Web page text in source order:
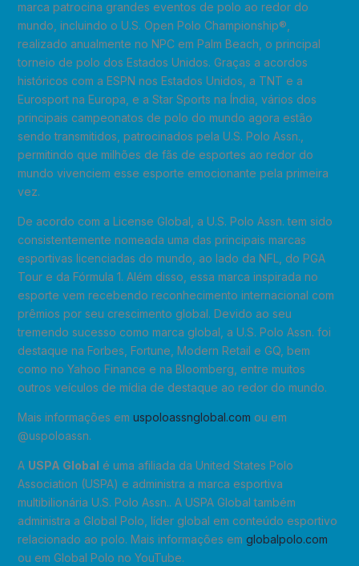
marca patrocina grandes eventos de polo ao redor do
mundo, incluindo o U.S. Open Polo Championship®,
realizado anualmente no NPC em Palm Beach, o principal
torneio de polo dos Estados Unidos. Graças a acordos
históricos com a ESPN nos Estados Unidos, a TNT e a
Eurosport na Europa, e a Star Sports na Índia, vários dos
principais campeonatos de polo do mundo agora estão
sendo transmitidos, patrocinados pela U.S. Polo Assn.,
permitindo que milhões de fãs de esportes ao redor do
mundo vivenciem esse esporte emocionante pela primeira
vez.
De acordo com a License Global, a U.S. Polo Assn. tem sido
consistentemente nomeada uma das principais marcas
esportivas licenciadas do mundo, ao lado da NFL, do PGA
Tour e da Fórmula 1. Além disso, essa marca inspirada no
esporte vem recebendo reconhecimento internacional com
prêmios por seu crescimento global. Devido ao seu
tremendo sucesso como marca global, a U.S. Polo Assn. foi
destaque na Forbes, Fortune, Modern Retail e GQ, bem
como no Yahoo Finance e na Bloomberg, entre muitos
outros veículos de mídia de destaque ao redor do mundo.
Mais informações em uspoloassnglobal.com ou em
@uspoloassn.
A USPA Global é uma afiliada da United States Polo
Association (USPA) e administra a marca esportiva
multibilionária U.S. Polo Assn.. A USPA Global também
administra a Global Polo, líder global em conteúdo esportivo
relacionado ao polo. Mais informações em globalpolo.com
ou em Global Polo no YouTube.